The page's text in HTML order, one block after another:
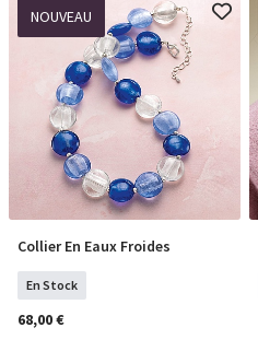
NOUVEAU
COMMANDER
Collier En Eaux Froides
En Stock
68,00 €